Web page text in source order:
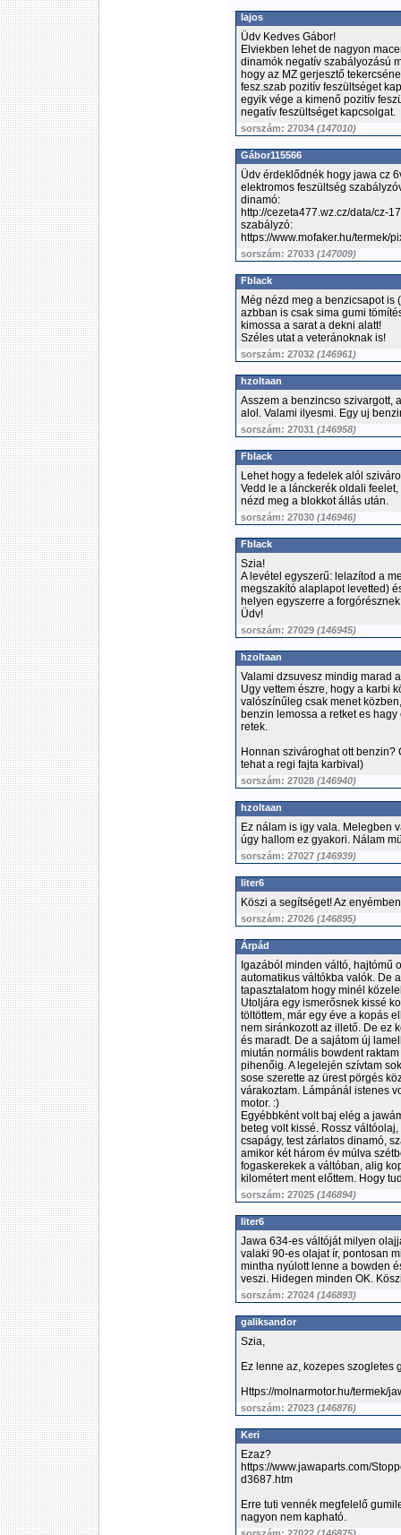
lajos
Üdv Kedves Gábor!
Elviekben lehet de nagyon
dinamók negatív szabályozású
hogy az MZ gerjesztő
fesz.szab pozitív feszültséget
egyik vége a kimenő pozitív
negatív feszültséget kapcsolgat.
sorszám: 27034 (147010)
Gábor115566
Üdv érdeklődnék hogy jawa cz
elektromos feszültség
dinamó:
http://cezeta477.wz.cz/data/cz-
szabályzó:
https://www.mofaker.hu/termek/
sorszám: 27033 (147009)
Fblack
Még nézd meg a benzicsapot is
azbban is csak sima gumi
kimossa a sarat a dekni alatt!
Széles utat a veteránoknak is!
sorszám: 27032 (146961)
hzoltaan
Asszem a benzincso szivargott,
alol. Valami ilyesmi. Egy uj
sorszám: 27031 (146958)
Fblack
Lehet hogy a fedelek alól
Vedd le a lánckerék oldali
nézd meg a blokkot állás után.
sorszám: 27030 (146946)
Fblack
Szia!
A levétel egyszerű: lelazítod a
megszakító alaplapot levetted)
helyen egyszerre a
Üdv!
sorszám: 27029 (146945)
hzoltaan
Valami dzsuvesz mindig marad
Ugy vettem észre, hogy a karbi
valószínűleg csak menet
benzin lemossa a retket es
retek.
Honnan szivároghat ott
tehat a regi fajta karbival)
sorszám: 27028 (146940)
hzoltaan
Ez nálam is igy vala. Melegben
úgy hallom ez gyakori. Nálam
sorszám: 27027 (146939)
liter6
Köszi a segítséget! Az
sorszám: 27026 (146895)
Árpád
Igazából minden váltó, hajtómű
automatikus váltókba valók. De
tapasztalatom hogy minél
Utoljára egy ismerősnek kissé
töltöttem, már egy éve a kopás
nem siránkozott az illető. De ez
és maradt. De a sajátom új
miután normális bowdent
pihenőig. A legelején szívtam
sose szerette az ürest pörgés
várakoztam. Lámpánál istenes
motor. :)
Egyébbként volt baj elég a
beteg volt kissé. Rossz
csapágy, test zárlatos dinamó,
amikor két három év múlva
fogaskerekek a váltóban, alig
kilométert ment előttem. Hogy
sorszám: 27025 (146894)
liter6
Jawa 634-es váltóját milyen
valaki 90-es olajat ír, pontosan
mintha nyúlott lenne a bowden
veszi. Hidegen minden OK.
sorszám: 27024 (146893)
galiksandor
Szia,
Ez lenne az, kozepes szogletes
Https://molnarmotor.hu/termek/
sorszám: 27023 (146876)
Keri
Ezaz?
https://www.jawaparts.com/
d3687.htm
Erre tuti vennék megfelelő
nagyon nem kapható.